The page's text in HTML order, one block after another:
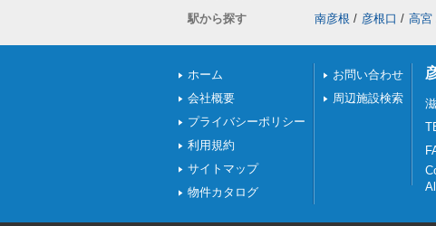
駅から探す
南彦根 / 彦根口 / 高宮
ホーム
会社概要
プライバシーポリシー
利用規約
サイトマップ
物件カタログ
お問い合わせ
周辺施設検索